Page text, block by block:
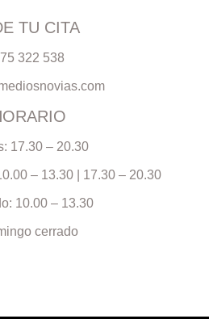
TU CITA
322 538
17.30 – 20.30
– 13.30 | 17.30 – 20.30
10.00 – 13.30
cerrado